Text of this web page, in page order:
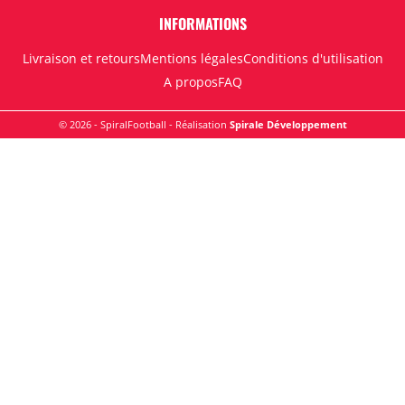
INFORMATIONS
Livraison et retoursMentions légalesConditions d'utilisation
A proposFAQ
© 2026 - SpiralFootball - Réalisation Spirale Développement